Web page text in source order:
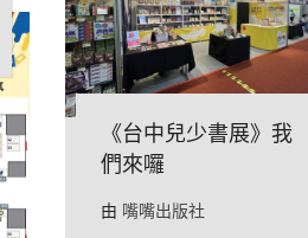
《台中兒少書展》我
們來囉
由 嘴嘴出版社